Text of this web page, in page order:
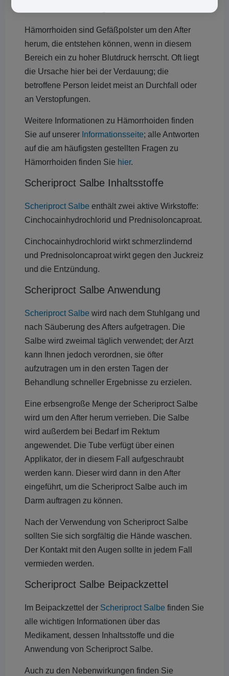
Hämorrhoiden sind Gefäßpolster um den After
herum, die entstehen können, wenn in diesem
Bereich ein zu hoher Blutdruck herrscht. Oft liegt
die Ursache hier bei der Verdauung; die
betroffene Person leidet meist an Durchfall oder
an Verstopfungen.
Weitere Informationen zu Hämorrhoiden finden
Sie auf unserer Informationsseite; alle Antworten
auf die am häufigsten gestellten Fragen zu
Hämorrhoiden finden Sie hier.
Scheriproct Salbe Inhaltsstoffe
Scheriproct Salbe enthält zwei aktive Wirkstoffe:
Cinchocainhydrochlorid und Prednisoloncaproat.
Cinchocainhydrochlorid wirkt schmerzlindernd
und Prednisoloncaproat wirkt gegen den Juckreiz
und die Entzündung.
Scheriproct Salbe Anwendung
Scheriproct Salbe wird nach dem Stuhlgang und
nach Säuberung des Afters aufgetragen. Die
Salbe wird zweimal täglich verwendet; der Arzt
kann Ihnen jedoch verordnen, sie öfter
aufzutragen um in den ersten Tagen der
Behandlung schneller Ergebnisse zu erzielen.
Eine erbsengroße Menge der Scheriproct Salbe
wird um den After herum verrieben. Die Salbe
wird außerdem bei Bedarf im Rektum
angewendet. Die Tube verfügt über einen
Applikator, der in diesem Fall aufgeschraubt
werden kann. Dieser wird dann in den After
eingeführt, um die Scheriproct Salbe auch im
Darm auftragen zu können.
Nach der Verwendung von Scheriproct Salbe
sollten Sie sich sorgfältig die Hände waschen.
Der Kontakt mit den Augen sollte in jedem Fall
vermieden werden.
Scheriproct Salbe Beipackzettel
Im Beipackzettel der Scheriproct Salbe finden Sie
alle wichtigen Informationen über das
Medikament, dessen Inhaltsstoffe und die
Anwendung von Scheriproct Salbe.
Auch zu den Nebenwirkungen finden Sie